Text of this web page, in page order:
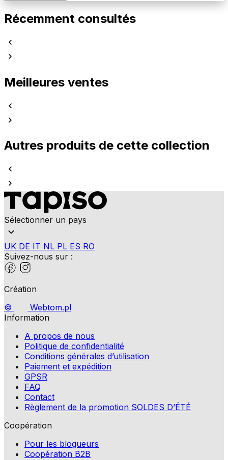
Récemment consultés
Meilleures ventes
Autres produits de cette collection
Sélectionner un pays
UK DE IT NL PL ES RO
Suivez-nous sur :
Création
©
Webtom.pl
Information
A propos de nous
Politique de confidentialité
Conditions générales d’utilisation
Paiement et expédition
GPSR
FAQ
Contact
Règlement de la promotion SOLDES D’ÉTÉ
Coopération
Pour les blogueurs
Coopération B2B